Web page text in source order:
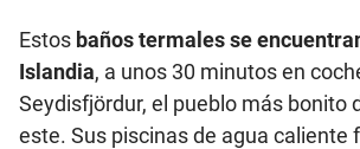
Estos baños termales se
Islandia, a unos 30 minutos en
Seydisfjördur, el pueblo más bonito
este. Sus piscinas de agua caliente